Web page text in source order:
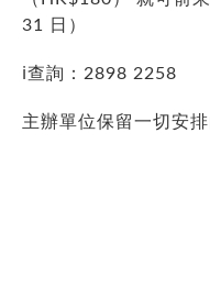
31 日）
ℹ️查詢：2898 2258
主辦單位保留一切安